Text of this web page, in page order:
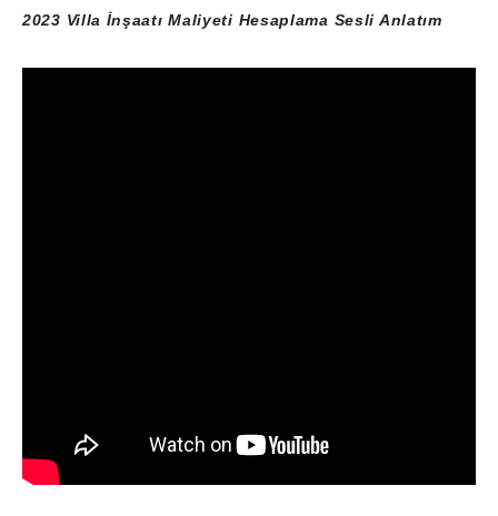
2023 Villa İnşaatı Maliyeti Hesaplama Sesli Anlatım